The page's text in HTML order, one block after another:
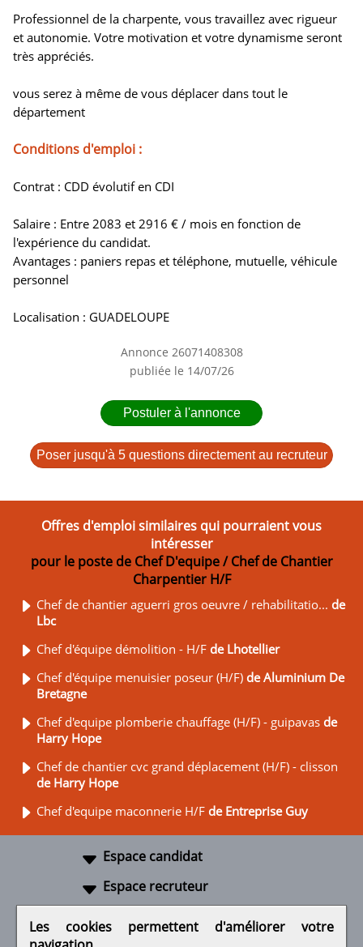
Professionnel de la charpente, vous travaillez avec rigueur
et autonomie. Votre motivation et votre dynamisme seront
très appréciés.
vous serez à même de vous déplacer dans tout le
département
Conditions d'emploi :
Contrat : CDD évolutif en CDI
Salaire : Entre 2083 et 2916 € / mois en fonction de
l'expérience du candidat.
Avantages : paniers repas et téléphone, mutuelle, véhicule
personnel
Localisation : GUADELOUPE
Annonce 26071408308
publiée le 14/07/26
Postuler à l'annonce
Poser jusqu'à 5 questions directement au recruteur
Offres d'emploi similaires qui pourraient vous
intéresser
pour le poste de Chef D'equipe / Chef de Chantier
Charpentier H/F
Chef de chantier aguerri gros oeuvre / rehabilitatio... de
Lbc
Chef d'équipe démolition - H/F de Lhotellier
Chef d'équipe menuisier poseur (H/F) de Aluminium De
Bretagne
Chef d'equipe plomberie chauffage (H/F) - guipavas de
Harry Hope
Chef de chantier cvc grand déplacement (H/F) - clisson
de Harry Hope
Chef d'equipe maconnerie H/F de Entreprise Guy
Espace candidat
Espace recruteur
Les cookies permettent d'améliorer votre